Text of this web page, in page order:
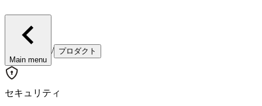
Main menu
/ プロダクト
セキュリティ